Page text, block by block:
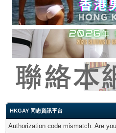
HKGAY 同志資訊平台
Authorization code mismatch. Are